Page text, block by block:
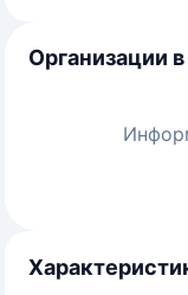
Организации